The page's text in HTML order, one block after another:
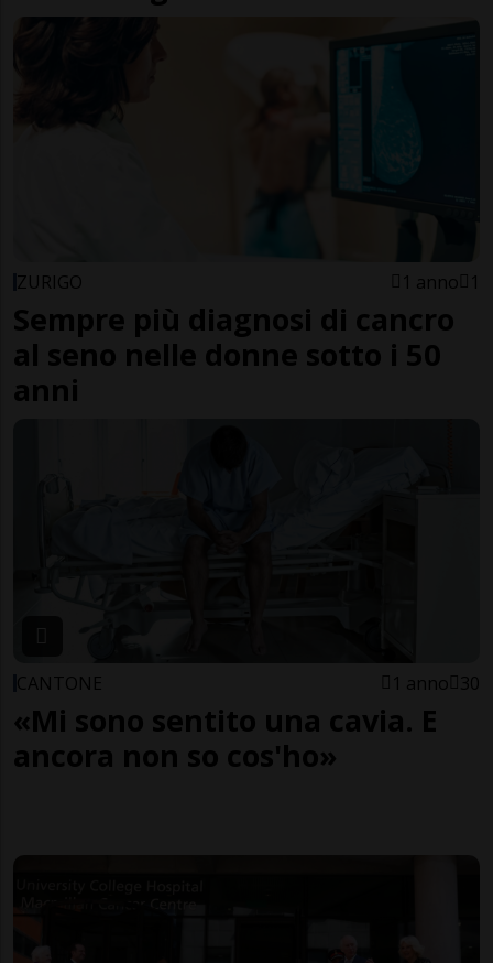
ZURIGO 1 anno 1
Sempre più diagnosi di cancro
al seno nelle donne sotto i 50
anni
CANTONE 1 anno 30
«Mi sono sentito una cavia. E
ancora non so cos'ho»